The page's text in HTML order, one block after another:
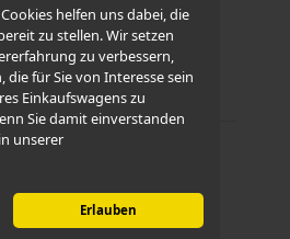
Cookies helfen uns dabei, die
zu stellen. Wir setzen
zu verbessern,
für Sie von Interesse sein
Einkaufswagens zu
Sie damit einverstanden
unserer
Erlauben
und Nachnahme